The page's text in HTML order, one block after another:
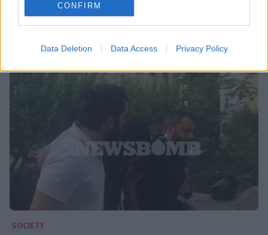
CONFIRM
Data Deletion Data Access Privacy Policy
αστυνομικές ιστορίες
23:23 @26-05-2016
SOCIETY